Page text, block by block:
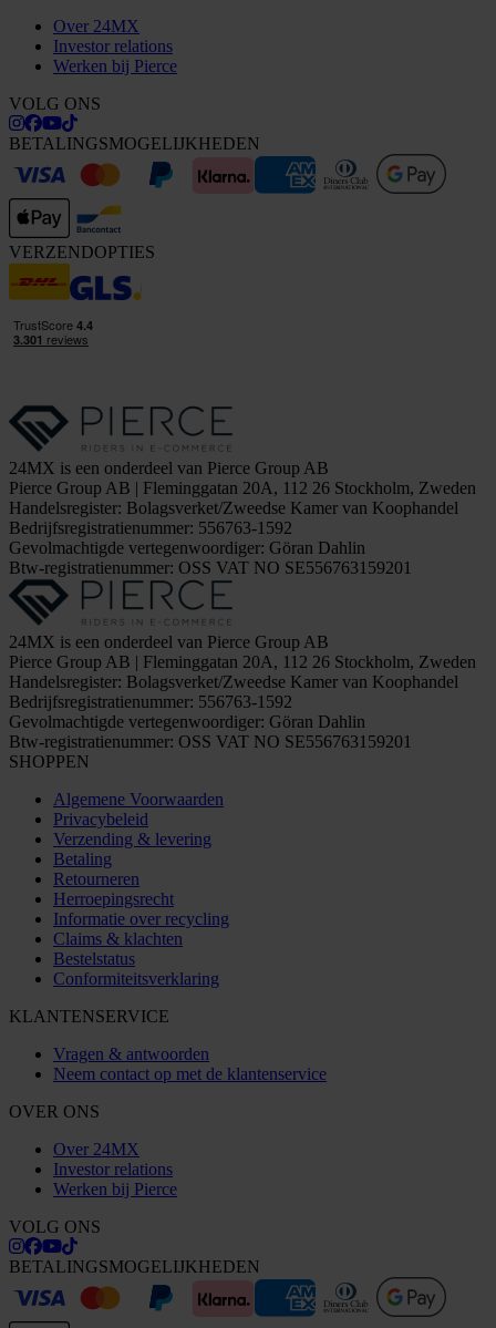
Over 24MX
Investor relations
Werken bij Pierce
VOLG ONS
BETALINGSMOGELIJKHEDEN
VERZENDOPTIES
24MX is een onderdeel van Pierce Group AB
Pierce Group AB | Fleminggatan 20A, 112 26 Stockholm, Zweden
Handelsregister: Bolagsverket/Zweedse Kamer van Koophandel
Bedrijfsregistratienummer: 556763-1592
Gevolmachtigde vertegenwoordiger: Göran Dahlin
Btw-registratienummer: OSS VAT NO SE556763159201
24MX is een onderdeel van Pierce Group AB
Pierce Group AB | Fleminggatan 20A, 112 26 Stockholm, Zweden
Handelsregister: Bolagsverket/Zweedse Kamer van Koophandel
Bedrijfsregistratienummer: 556763-1592
Gevolmachtigde vertegenwoordiger: Göran Dahlin
Btw-registratienummer: OSS VAT NO SE556763159201
SHOPPEN
Algemene Voorwaarden
Privacybeleid
Verzending & levering
Betaling
Retourneren
Herroepingsrecht
Informatie over recycling
Claims & klachten
Bestelstatus
Conformiteitsverklaring
KLANTENSERVICE
Vragen & antwoorden
Neem contact op met de klantenservice
OVER ONS
Over 24MX
Investor relations
Werken bij Pierce
VOLG ONS
BETALINGSMOGELIJKHEDEN